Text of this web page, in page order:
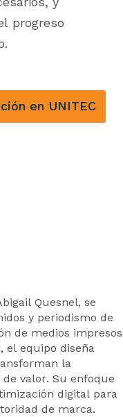
progreso
en UNITEC
Quesnel, se
y periodismo de
de medios impresos
el equipo diseña
la
valor. Su enfoque
digital para
de marca.